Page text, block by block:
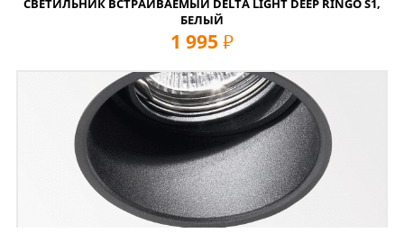
СВЕТИЛЬНИК ВСТРАИВАЕМЫЙ DELTA LIGHT DEEP RINGO S1,
БЕЛЫЙ
1 995 руб